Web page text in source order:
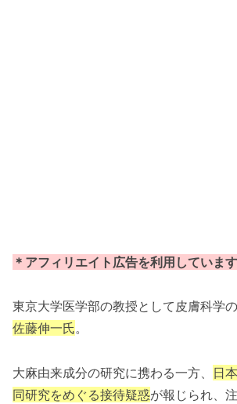
＊アフィリエイト広告を利用しています
東京大学医学部の教授として皮膚科学
佐藤伸一氏。
大麻由来成分の研究に携わる一方、 日
同研究をめぐる接待疑惑が報じられ、